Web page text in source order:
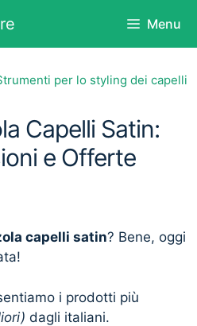
Menu
per lo styling dei capelli
Capelli Satin:
e Offerte
capelli satin? Bene, oggi
i prodotti più
dagli italiani.